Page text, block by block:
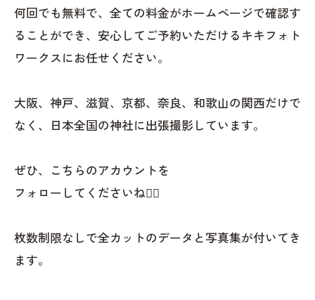
何回でも無料で、全ての料金がホームページで確認す
ることができ、安心してご予約いただけるキキフォト
ワークスにお任せください。
大阪、神戸、滋賀、京都、奈良、和歌山の関西だけで
なく、日本全国の神社に出張撮影しています。
ぜひ、こちらのアカウントを
フォローしてくださいね👇🏼
枚数制限なしで全カットのデータと写真集が付いてき
ます。